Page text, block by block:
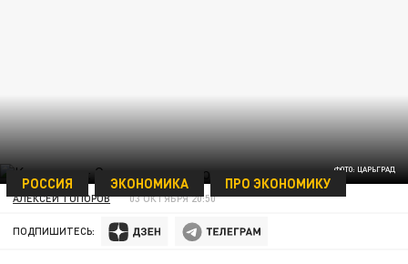
ФОТО: ЦАРЬГРАД
РОССИЯ ЭКОНОМИКА ПРО ЭКОНОМИКУ
АЛЕКСЕЙ ТОПОРОВ 03 ОКТЯБРЯ 20:50
ПОДПИШИТЕСЬ: